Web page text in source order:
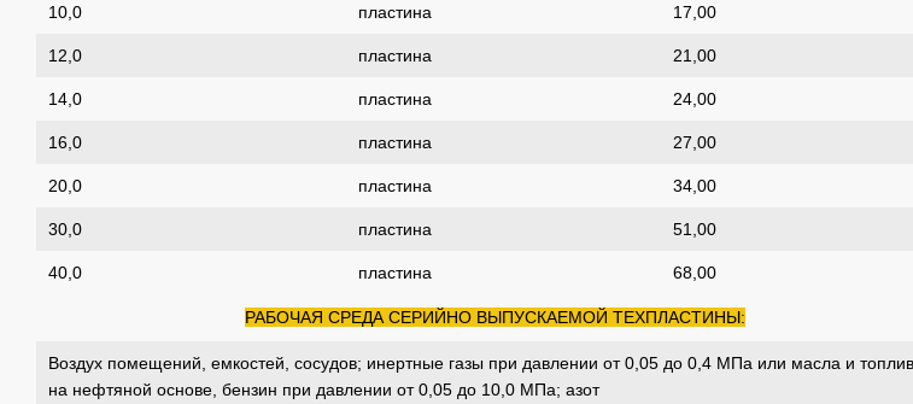
10,0 пластина 17,00
12,0 пластина 21,00
14,0 пластина 24,00
16,0 пластина 27,00
20,0 пластина 34,00
30,0 пластина 51,00
40,0 пластина 68,00
РАБОЧАЯ СРЕДА СЕРИЙНО ВЫПУСКАЕМОЙ ТЕХПЛАСТИНЫ:
Воздух помещений, емкостей, сосудов; инертные газы при давлении от 0,05 до 0,4 МПа или масла и
на нефтяной основе, бензин при давлении от 0,05 до 10,0 МПа; азот